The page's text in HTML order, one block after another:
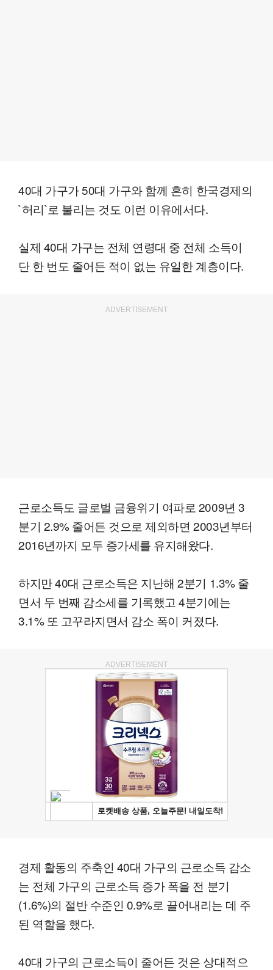
40대 가구가 50대 가구와 함께 흔히 한국경제의
`허리`로 불리는 것도 이런 이유에서다.
실제 40대 가구는 전체 연령대 중 전체 소득이
단 한 번도 줄어든 적이 없는 유일한 계층이다.
ADVERTISEMENT
근로소득도 글로벌 금융위기 여파로 2009년 3
분기 2.9% 줄어든 것으로 제외하면 2003년부터
2016년까지 모두 증가세를 유지해왔다.
하지만 40대 근로소득은 지난해 2분기 1.3% 줄
면서 두 번째 감소세를 기록했고 4분기에는
3.1% 또 고꾸라지면서 감소 폭이 커졌다.
ADVERTISEMENT
경제 활동의 주축인 40대 가구의 근로소득 감소
는 전체 가구의 근로소득 증가 폭을 전 분기
(1.6%)의 절반 수준인 0.9%로 끌어내리는 데 주
된 역할을 했다.
40대 가구의 근로소득이 줄어든 것은 상대적으